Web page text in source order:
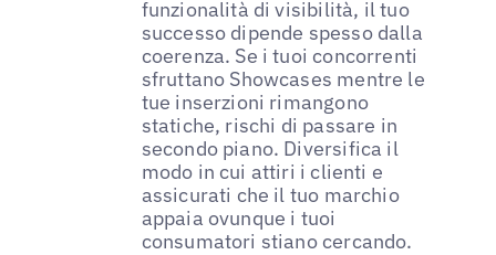
funzionalità di visibilità, il tuo
successo dipende spesso dalla
coerenza. Se i tuoi concorrenti
sfruttano Showcases mentre le
tue inserzioni rimangono
statiche, rischi di passare in
secondo piano. Diversifica il
modo in cui attiri i clienti e
assicurati che il tuo marchio
appaia ovunque i tuoi
consumatori stiano cercando.